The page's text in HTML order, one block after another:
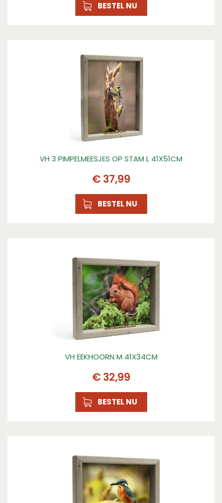
BESTEL NU
VH 3 PIMPELMEESJES OP STAM L 41X51CM
€ 37,99
BESTEL NU
VH EEKHOORN M 41X34CM
€ 32,99
BESTEL NU